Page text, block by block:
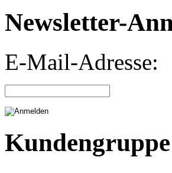
Newsletter-
E-Mail-Adresse:
Kundengruppe